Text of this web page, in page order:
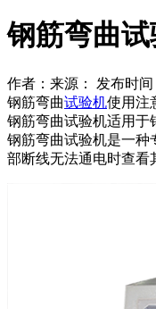
钢筋弯曲
作者：来源： 发布时间
钢筋弯曲试验机使用注
钢筋弯曲试验机适用于
钢筋弯曲试验机是一种
部断线无法通电时查看